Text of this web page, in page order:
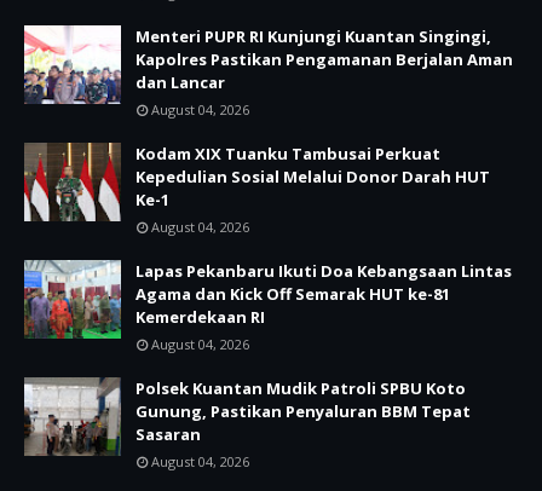
Menteri PUPR RI Kunjungi Kuantan Singingi,
Kapolres Pastikan Pengamanan Berjalan Aman
dan Lancar
August 04, 2026
Kodam XIX Tuanku Tambusai Perkuat
Kepedulian Sosial Melalui Donor Darah HUT
Ke-1
August 04, 2026
Lapas Pekanbaru Ikuti Doa Kebangsaan Lintas
Agama dan Kick Off Semarak HUT ke-81
Kemerdekaan RI
August 04, 2026
Polsek Kuantan Mudik Patroli SPBU Koto
Gunung, Pastikan Penyaluran BBM Tepat
Sasaran
August 04, 2026